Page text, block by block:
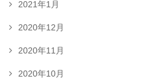
2021年1月
2020年12月
2020年11月
2020年10月